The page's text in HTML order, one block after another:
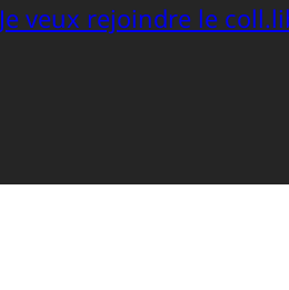
Je veux rejoindre le